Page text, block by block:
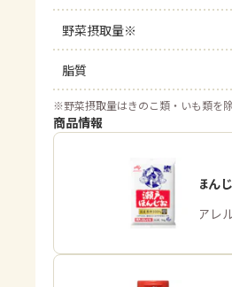
野菜摂取量※
脂質
※野菜摂取量はきのこ類・いも類を
商品情報
「瀬戸のほんじ
商品・アレ